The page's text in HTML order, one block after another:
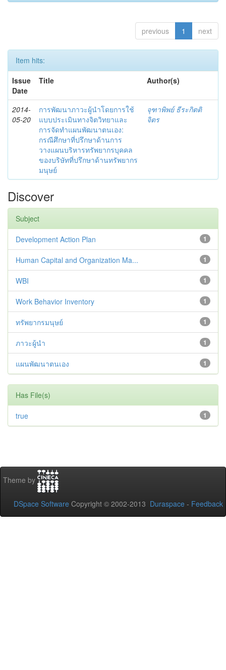
previous 1 next
Item hits:
Issue
Date
Title Author(s)
2014-
05-20
การพัฒนาภาวะผู้นำโดยการใช้
แบบประเมินทางจิตวิทยาและ
การจัดทำแผนพัฒนาตนเอง:
กรณีศึกษาที่ปรึกษาด้านการ
วางแผนบริหารทรัพยากรบุคคล
ของบริษัทที่ปรึกษาด้านทรัพยากร
มนุษย์
จุฑาพิพย์ ธีระกิตติ
จิตร
Discover
Subject
1
Development Action Plan
1
Human Capital and Organization Ma...
1
WBI
1
Work Behavior Inventory
1
ทรัพยากรมนุษย์
1
ภาวะผู้นำ
1
แผนพัฒนาตนเอง
Has File(s)
1
true
Theme by
DSpace Software Copyright © 2002-2013 Duraspace - Feedback